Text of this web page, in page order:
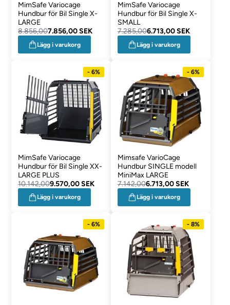
MimSafe Variocage
Hundbur för Bil Single X-
LARGE
8.856,007.856,00 SEK
Lägg i varukorg
MimSafe Variocage
Hundbur för Bil Single X-
SMALL
7.285,006.713,00 SEK
Lägg i varukorg
- 6%
MimSafe Variocage
Hundbur för Bil Single XX-
LARGE PLUS
10.142,009.570,00 SEK
Lägg i varukorg
- 6%
Mimsafe VarioCage
Hundbur SINGLE modell
MiniMax LARGE
7.142,006.713,00 SEK
Lägg i varukorg
- 6% - 8%